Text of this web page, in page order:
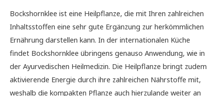
Bockshornklee ist eine Heilpflanze, die mit Ihren zahlreichen
Inhaltsstoffen eine sehr gute Ergänzung zur herkömmlichen
Ernährung darstellen kann. In der internationalen Küche
findet Bockshornklee übringens genauso Anwendung, wie in
der Ayurvedischen Heilmedizin. Die Heilpflanze bringt zudem
aktivierende Energie durch ihre zahlreichen Nährstoffe mit,
weshalb die kompakten Pflanze auch hierzulande weiter an